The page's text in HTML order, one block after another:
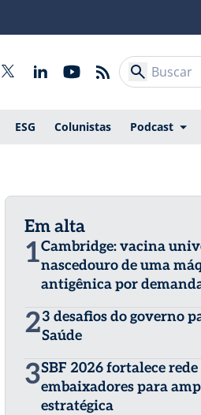
ESG Colunistas Podcast
Em alta
1Cambridge: vacina
nascedouro de uma
antigênica por
23 desafios do governo
Saúde
3SBF 2026 fortalece rede
embaixadores para
estratégica